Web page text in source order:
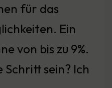
für das
Ein
von bis zu 9%.
sein? Ich